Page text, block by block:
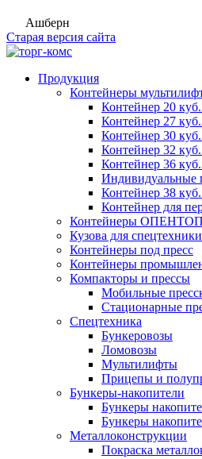
Ашберн
Старая версия сайта
Продукция
Контейнеры
Контейнер 20
Контейнер 27
Контейнер 30
Контейнер 32
Контейнер 36
Индивидуальные
Контейнер 38
Контейнер для
Контейнеры ОПЕНТОП
Кузова для спецтехники
Контейнеры под пресс
Контейнеры
Компакторы и прессы
Мобильные
Стационарные
Спецтехника
Бункеровозы
Ломовозы
Мультилифты
Прицепы и
Бункеры-накопители
Бункеры
Бункеры
Металлоконструкции
Покраска